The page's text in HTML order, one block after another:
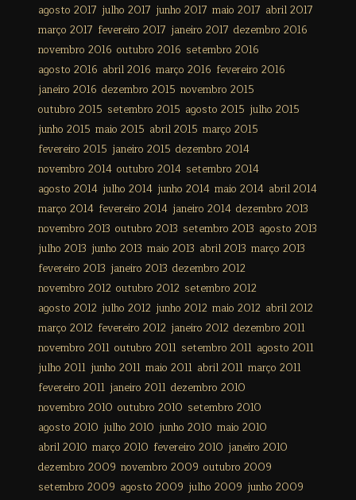
agosto 2017 julho 2017 junho 2017 maio 2017 abril 2017
março 2017 fevereiro 2017 janeiro 2017 dezembro 2016
novembro 2016 outubro 2016 setembro 2016
agosto 2016 abril 2016 março 2016 fevereiro 2016
janeiro 2016 dezembro 2015 novembro 2015
outubro 2015 setembro 2015 agosto 2015 julho 2015
junho 2015 maio 2015 abril 2015 março 2015
fevereiro 2015 janeiro 2015 dezembro 2014
novembro 2014 outubro 2014 setembro 2014
agosto 2014 julho 2014 junho 2014 maio 2014 abril 2014
março 2014 fevereiro 2014 janeiro 2014 dezembro 2013
novembro 2013 outubro 2013 setembro 2013 agosto 2013
julho 2013 junho 2013 maio 2013 abril 2013 março 2013
fevereiro 2013 janeiro 2013 dezembro 2012
novembro 2012 outubro 2012 setembro 2012
agosto 2012 julho 2012 junho 2012 maio 2012 abril 2012
março 2012 fevereiro 2012 janeiro 2012 dezembro 2011
novembro 2011 outubro 2011 setembro 2011 agosto 2011
julho 2011 junho 2011 maio 2011 abril 2011 março 2011
fevereiro 2011 janeiro 2011 dezembro 2010
novembro 2010 outubro 2010 setembro 2010
agosto 2010 julho 2010 junho 2010 maio 2010
abril 2010 março 2010 fevereiro 2010 janeiro 2010
dezembro 2009 novembro 2009 outubro 2009
setembro 2009 agosto 2009 julho 2009 junho 2009